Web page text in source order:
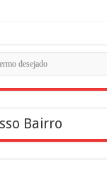
Bairro